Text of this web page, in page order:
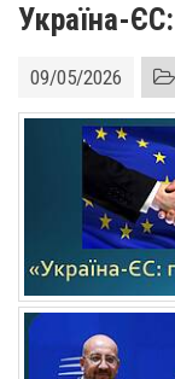
Україна-ЄС:
09/05/2026